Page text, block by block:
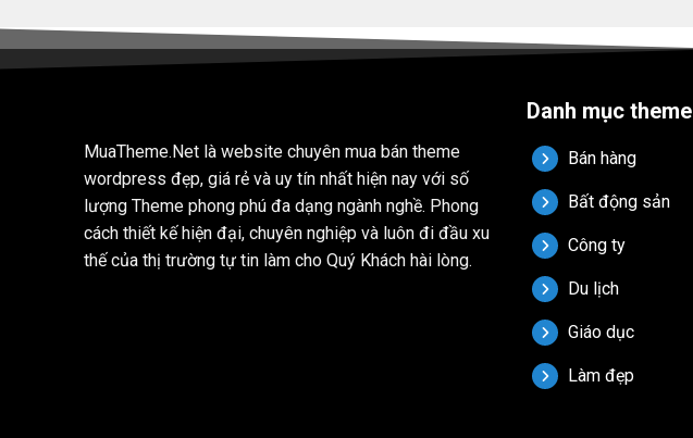
MuaTheme.Net là website chuyên mua bán theme
wordpress đẹp, giá rẻ và uy tín nhất hiện nay với số
lượng Theme phong phú đa dạng ngành nghề. Phong
cách thiết kế hiện đại, chuyên nghiệp và luôn đi đầu xu
thế của thị trường tự tin làm cho Quý Khách hài lòng.
Danh mục theme
Bán hàng
Bất động sản
Công ty
Du lịch
Giáo dục
Làm đẹp